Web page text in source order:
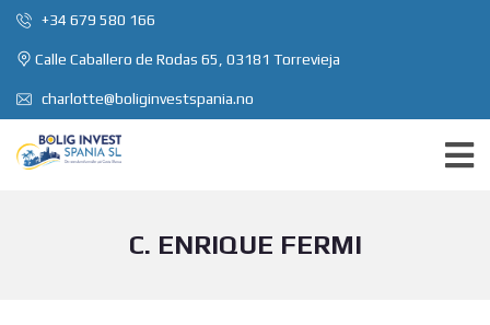
+34 679 580 166
Calle Caballero de Rodas 65, 03181 Torrevieja
charlotte@boliginvestspania.no
C. ENRIQUE FERMI